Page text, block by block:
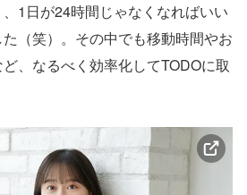
1日が24時間じゃなくなればいい
（笑）。その中でも移動時間やお
、なるべく効率化してTODOに取